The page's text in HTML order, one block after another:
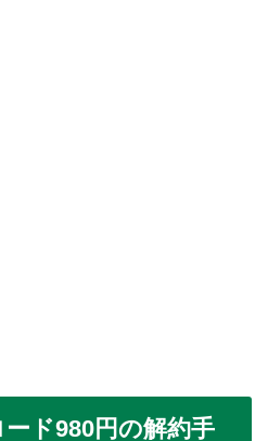
ド980円の解約手